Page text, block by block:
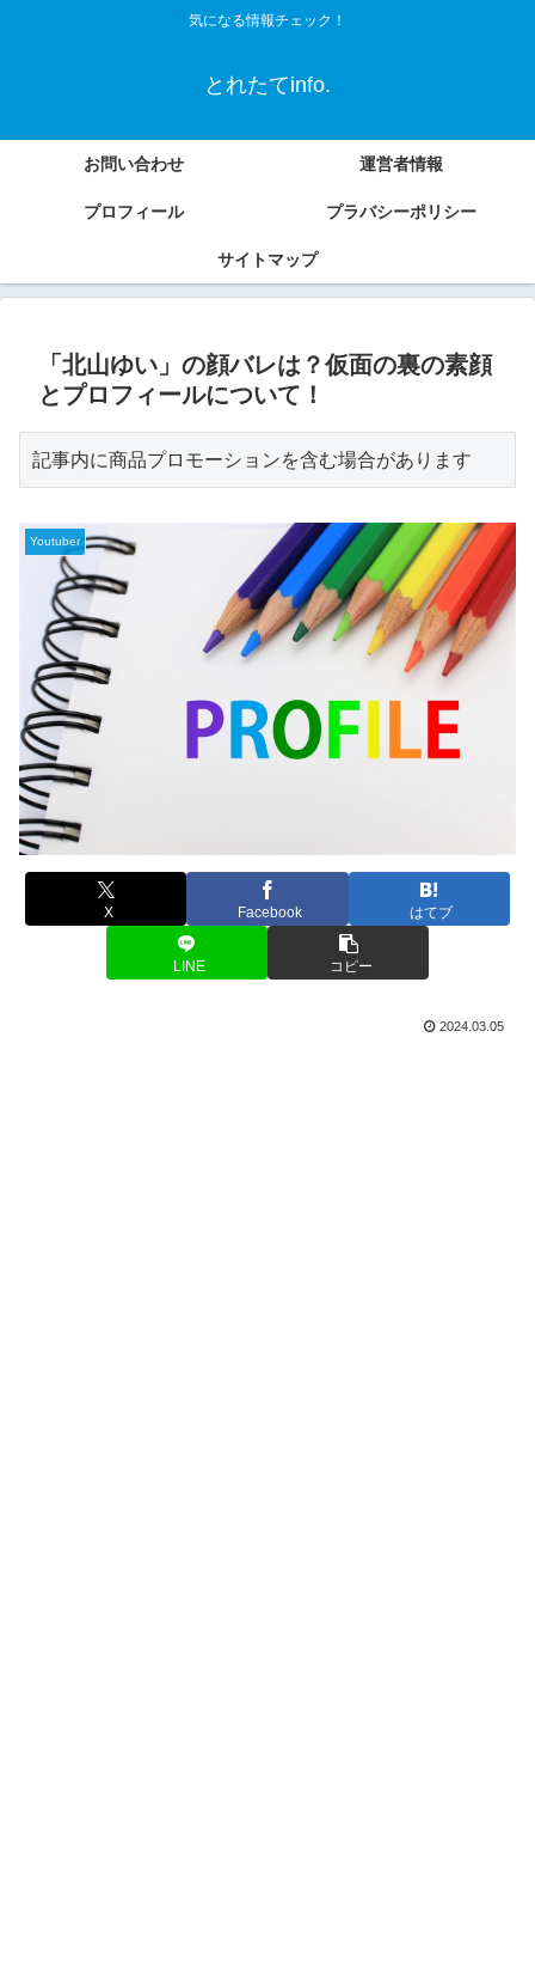
気になる情報チェック！
とれたてinfo.
お問い合わせ 運営者情報
プロフィール プラバシーポリシー
サイトマップ
「北山ゆい」の顔バレは？仮面の裏の素顔
とプロフィールについて！
記事内に商品プロモーションを含む場合があります
Youtuber
X Facebook はてブ
LINE コピー
2024.03.05